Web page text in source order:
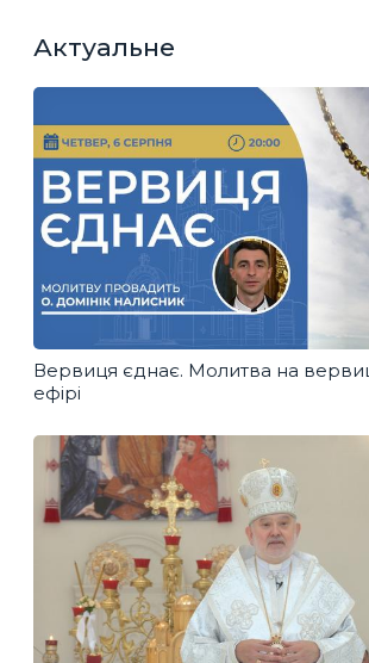
Актуальне
Вервиця єднає. Молитва на
ефірі